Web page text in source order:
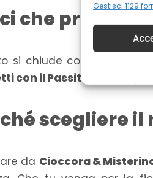
Abbinare e
diversi
Garantire
contenuto.
Gestisci 1129
che
si chiude con dolci che
con il Passito
scegliere
da Cioccora &